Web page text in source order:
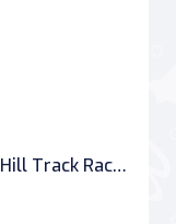
ATV Offroad Quad Bike Hill Track Racing Mania